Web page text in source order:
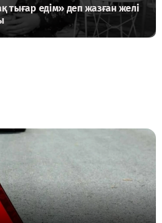
тығар едім» деп жазған желі